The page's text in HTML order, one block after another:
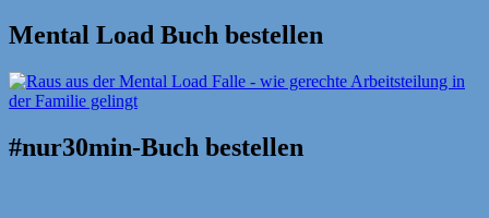
Mental Load Buch bestellen
#nur30min-Buch bestellen